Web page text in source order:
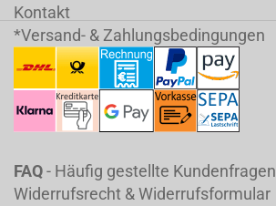
Kontakt
*Versand- & Zahlungsbedingungen
FAQ- Häufig gestellte Kundenfragen
Widerrufsrecht & Widerrufsformular